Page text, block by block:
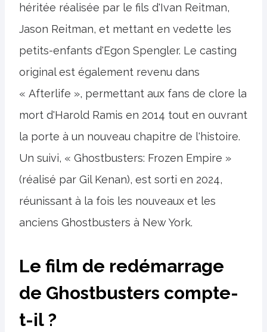
héritée réalisée par le fils d'Ivan Reitman,
Jason Reitman, et mettant en vedette les
petits-enfants d'Egon Spengler. Le casting
original est également revenu dans
« Afterlife », permettant aux fans de clore la
mort d'Harold Ramis en 2014 tout en ouvrant
la porte à un nouveau chapitre de l'histoire.
Un suivi, « Ghostbusters: Frozen Empire »
(réalisé par Gil Kenan), est sorti en 2024,
réunissant à la fois les nouveaux et les
anciens Ghostbusters à New York.
Le film de redémarrage
de Ghostbusters compte-
t-il ?